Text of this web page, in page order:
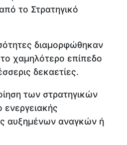
το Στρατηγικό
διαμορφώθηκαν
χαμηλότερο επίπεδο
δεκαετίες.
των στρατηγικών
αυξημένων αναγκών ή